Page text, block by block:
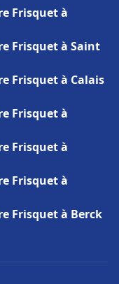
Frisquet à
Frisquet à Saint
Frisquet à Calais
Frisquet à
Frisquet à
Frisquet à
Frisquet à Berck